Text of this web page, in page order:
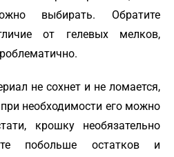
выбирать. Обратите
от гелевых мелков,
не сохнет и не ломается,
необходимости его можно
крошку необязательно
побольше остатков и